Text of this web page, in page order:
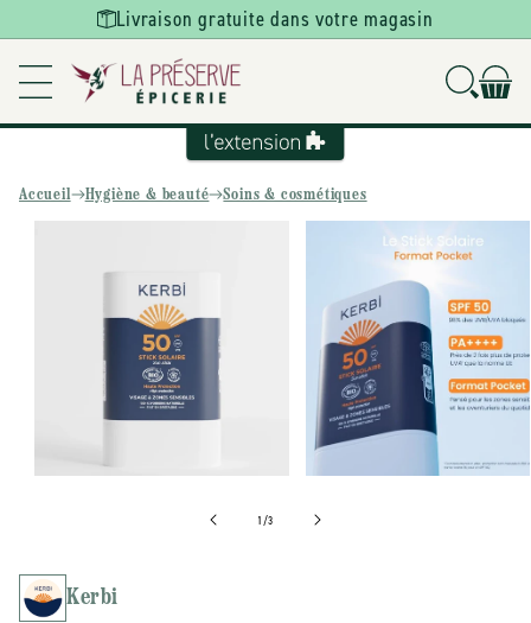
Ignorer et
passer au Livraison gratuite dans votre magasin
Accueil Hygiène & beauté Soins & cosmétiques
Passer aux
1/de3
Kerbi